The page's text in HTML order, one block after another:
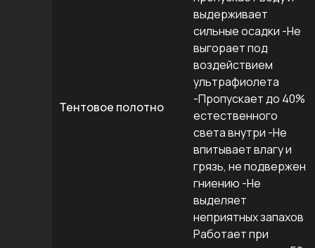
Тентовое полотно
выдерживает
сильные осадки -Не
выгорает под
воздействием
ультрафиолета
-Пропускает до 40%
естественного
света внутри -Не
впитывает влагу и
грязь, не подвержен
гниению -Не
выделяет
неприятных запахов
Работает при